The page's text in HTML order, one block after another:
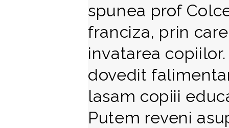
spunea prof
franciza, prin
invatarea
dovedit
lasam copiii
Putem reveni